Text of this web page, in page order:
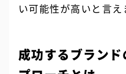
い可能性が高いと言え
成功するブラン